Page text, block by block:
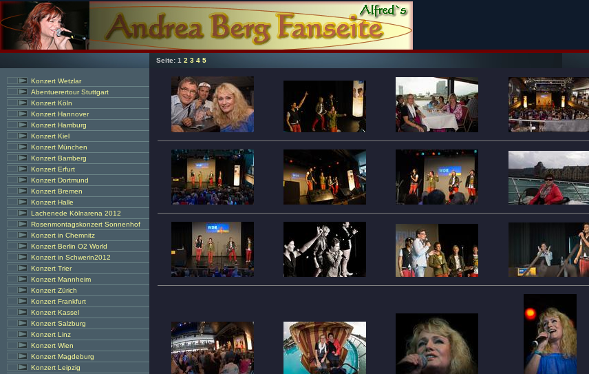
Seite: 1 2 3 4 5
Konzert Wetzlar
Abentuerertour Stuttgart
Konzert Köln
Konzert Hannover
Konzert Hamburg
Konzert Kiel
Konzert München
Konzert Bamberg
Konzert Erfurt
Konzert Dortmund
Konzert Bremen
Konzert Halle
Lachenede Kölnarena 2012
Rosenmontagskonzert Sonnenhof
Konzert in Chemnitz
Konzert Berlin O2 World
Konzert in Schwerin2012
Konzert Trier
Konzert Mannheim
Konzert Zürich
Konzert Frankfurt
Konzert Kassel
Konzert Salzburg
Konzert Linz
Konzert Wien
Konzert Magdeburg
Konzert Leipzig